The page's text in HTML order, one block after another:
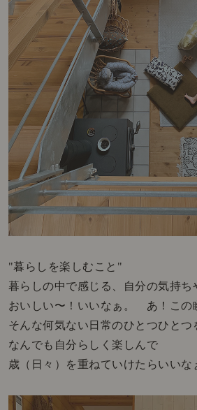
"暮らしを楽しむこと"
暮らしの中で感じる、自分の気持ち
おいしい〜！いいなぁ。 あ！この
そんな何気ない日常のひとつひとつ
なんでも自分らしく楽しんで
歳（日々）を重ねていけたらいいな